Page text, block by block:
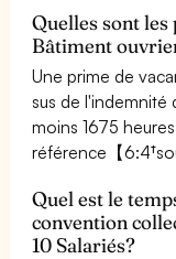
Quelles sont
Bâtiment
Une prime de
sus de l'indemnité
moins 1675
référence【
Quel est le
convention
10 Salariés?